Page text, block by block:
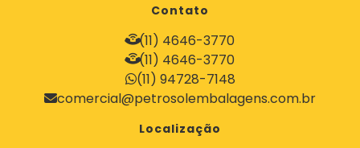
Tambores Recuperados para Indústria de Alimento
Destinação Final de Tambores 200 Litros
Contato
(11) 4646-3770
(11) 4646-3770
(11) 94728-7148
comercial@petrosolembalagens.com.br
Localização